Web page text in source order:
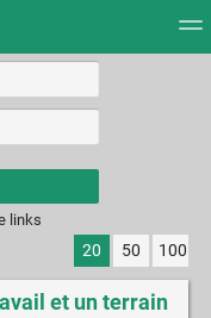
links
20 50 100
et un terrain